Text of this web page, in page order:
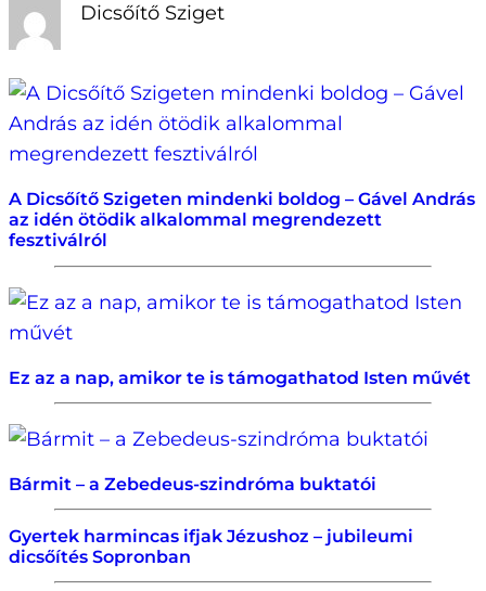
Dicsőítő Sziget
A Dicsőítő Szigeten mindenki boldog – Gável András
az idén ötödik alkalommal megrendezett
fesztiválról
Ez az a nap, amikor te is támogathatod Isten művét
Bármit – a Zebedeus-szindróma buktatói
Gyertek harmincas ifjak Jézushoz – jubileumi
dicsőítés Sopronban